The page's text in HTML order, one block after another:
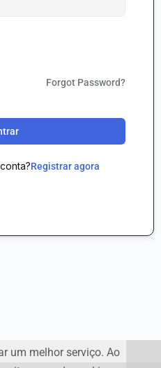
Forgot Password?
Registrar agora
um melhor serviço. Ao